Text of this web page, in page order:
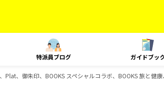
特派員ブログ ガイドブッ
、御朱印、BOOKS スペシャルコラボ、BOOKS 旅と健